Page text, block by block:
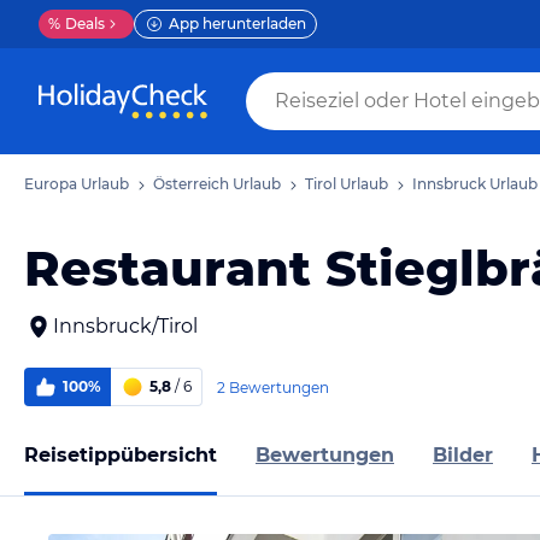
% Deals App herunterladen
Europa Urlaub Österreich Urlaub Tirol Urlaub Innsbruck Urlaub
Restaurant
Innsbruck/Tirol
100% 5,8 / 6 2 Bewertungen
Reisetippübersicht Bewertungen Bilder